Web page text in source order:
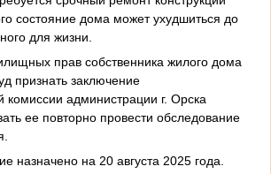
состояние дома может ухудшиться до
для жизни.
прав собственника жилого дома
признать заключение
комиссии администрации г. Орска
ее повторно провести обследование
назначено на 20 августа 2025 года.